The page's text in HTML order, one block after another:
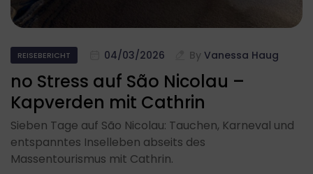
REISEBERICHT 04/03/2026 By Vanessa Haug
no Stress auf São Nicolau –
Kapverden mit Cathrin
Sieben Tage auf São Nicolau: Tauchen, Karneval und
entspanntes Inselleben abseits des
Massentourismus mit Cathrin.